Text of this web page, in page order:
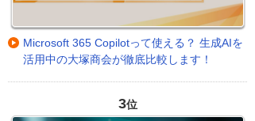
Microsoft 365 Copilotって使える？ 生成AIを
活用中の大塚商会が徹底比較します！
3位